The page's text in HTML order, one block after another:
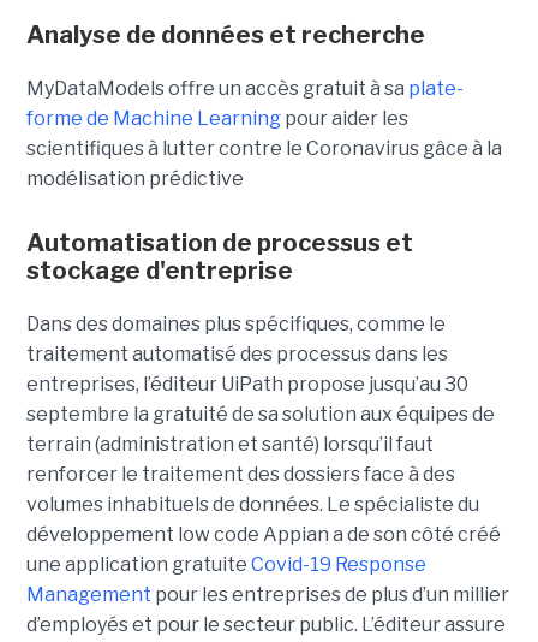
Analyse de données et recherche
MyDataModels offre un accès gratuit à sa plate-
forme de Machine Learningpour aider les
scientifiques à lutter contre le Coronavirus gâce à la
modélisation prédictive
Automatisation de processus et
stockage d'entreprise
Dans des domaines plus spécifiques, comme le
traitement automatisé des processus dans les
entreprises, l’éditeur UiPath propose jusqu’au 30
septembre la gratuité de sa solution aux équipes de
terrain (administration et santé) lorsqu’il faut
renforcer le traitement des dossiers face à des
volumes inhabituels de données. Le spécialiste du
développement low code Appian a de son côté créé
une application gratuite Covid-19 Response
Management pour les entreprises de plus d’un millier
d’employés et pour le secteur public. L’éditeur assure